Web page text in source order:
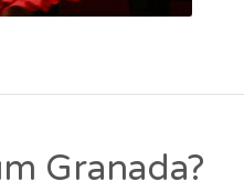
Granada?